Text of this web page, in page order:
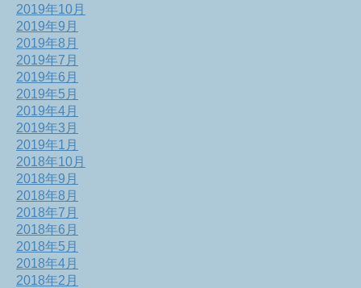
2019年10月
2019年9月
2019年8月
2019年7月
2019年6月
2019年5月
2019年4月
2019年3月
2019年1月
2018年10月
2018年9月
2018年8月
2018年7月
2018年6月
2018年5月
2018年4月
2018年2月